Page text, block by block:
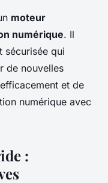
moteur
numérique. Il
sécurisée qui
de nouvelles
et de
numérique avec
: